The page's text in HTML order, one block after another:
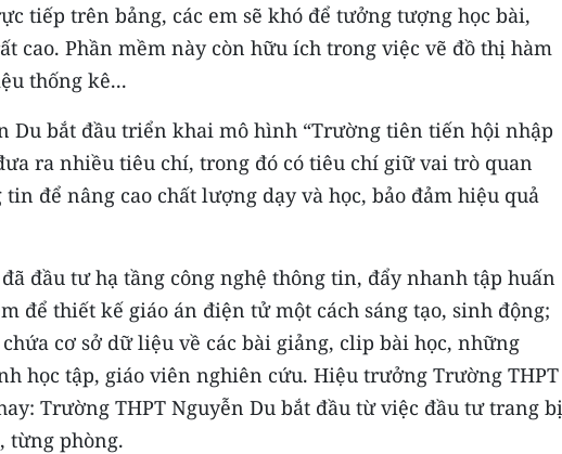
tiếp trên bảng, các em sẽ khó để tưởng tượng học bài,
cao. Phần mềm này còn hữu ích trong việc vẽ đồ thị hàm
thống kê...
Du bắt đầu triển khai mô hình “Trường tiên tiến hội nhập
ra nhiều tiêu chí, trong đó có tiêu chí giữ vai trò quan
để nâng cao chất lượng dạy và học, bảo đảm hiệu quả
đầu tư hạ tầng công nghệ thông tin, đẩy nhanh tập huấn
để thiết kế giáo án điện tử một cách sáng tạo, sinh động;
cơ sở dữ liệu về các bài giảng, clip bài học, những
học tập, giáo viên nghiên cứu. Hiệu trưởng Trường THPT
Trường THPT Nguyễn Du bắt đầu từ việc đầu tư trang bị
từng phòng.